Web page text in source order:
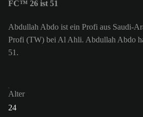
FC™ 26 ist 51
Abdullah Abdo ist ein Profi aus Saudi-
Profi (TW) bei Al Ahli. Abdullah Abdo
51.
Alter
24